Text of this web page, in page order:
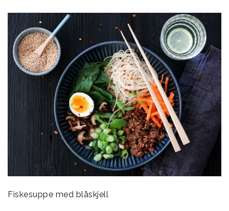
Fiskesuppe med blåskjell